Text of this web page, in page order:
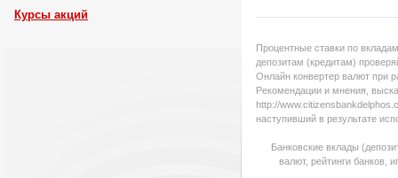
Курсы акций
Процентные ставки по
депозитам (кредитам)
Онлайн конвертер валют при
Рекомендации и мнения,
http://
наступивший в результате
Банковские вклады
валют, рейтинги банков,